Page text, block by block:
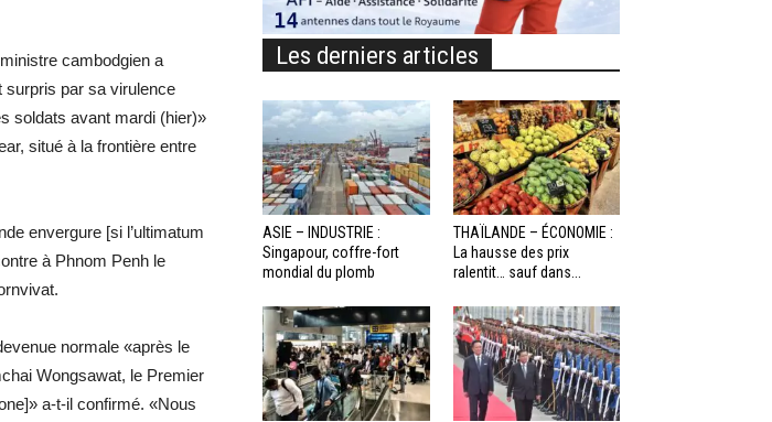
cambodgien a
surpris par sa virulence
soldats avant mardi (hier)»
situé à la frontière entre
envergure [si l’ultimatum
à Phnom Penh le
normale «après le
Wongsawat, le Premier
a-t-il confirmé. «Nous
Les derniers articles
ASIE – INDUSTRIE :
Singapour, coffre-fort
mondial du plomb
THAÏLANDE – ÉCONOMIE :
La hausse des prix
ralentit… sauf dans...